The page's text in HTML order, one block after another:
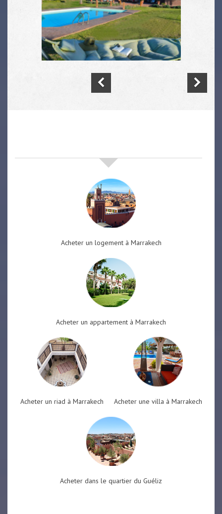
Acheter un logement à Marrakech
Acheter un appartement à Marrakech
Acheter un riad à Marrakech Acheter une villa à Marrakech
Acheter dans le quartier du Guéliz